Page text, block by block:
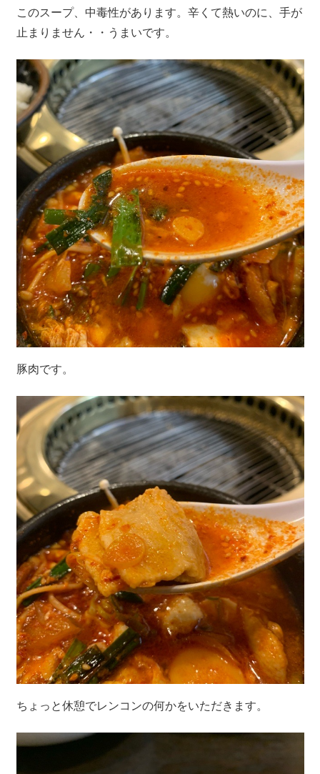
このスープ、中毒性があります。辛くて熱いのに、手が
止まりません・・うまいです。
豚肉です。
ちょっと休憩でレンコンの何かをいただきます。